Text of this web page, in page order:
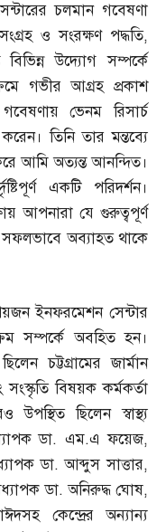
চলমান গবেষণা
ও সংরক্ষণ পদ্ধতি,
বিভিন্ন উদ্যোগ সম্পর্কে
গভীর আগ্রহ প্রকাশ
ভেনম রিসার্চ
তিনি তার মন্তব্যে
আমি অত্যন্ত আনন্দিত।
একটি পরিদর্শন।
আপনারা যে গুরুত্বপূর্ণ
অব্যাহত থাকে
ইনফরমেশন সেন্টার
সম্পর্কে অবহিত হন।
চট্টগ্রামের জার্মান
সংস্কৃতি বিষয়ক কর্মকর্তা
ছিলেন স্বাস্থ্য
ডা. এম.এ ফয়েজ,
ডা.আব্দুস সাত্তার,
ডা.অনিরুদ্ধ ঘোষ,
কেন্দ্রের অন্যান্য